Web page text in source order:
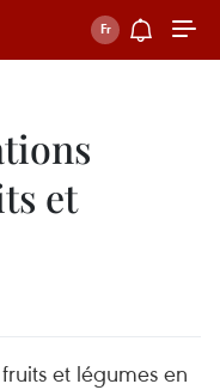
et
et légumes en